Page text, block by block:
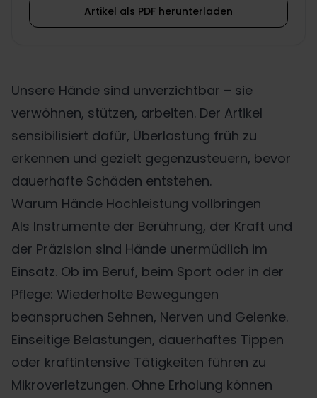
Artikel als PDF herunterladen
Unsere Hände sind unverzichtbar – sie
verwöhnen, stützen, arbeiten. Der Artikel
sensibilisiert dafür, Überlastung früh zu
erkennen und gezielt gegenzusteuern, bevor
dauerhafte Schäden entstehen.
Warum Hände Hochleistung vollbringen
Als Instrumente der Berührung, der Kraft und
der Präzision sind Hände unermüdlich im
Einsatz. Ob im Beruf, beim Sport oder in der
Pflege: Wiederholte Bewegungen
beanspruchen Sehnen, Nerven und Gelenke.
Einseitige Belastungen, dauerhaftes Tippen
oder kraftintensive Tätigkeiten führen zu
Mikroverletzungen. Ohne Erholung können